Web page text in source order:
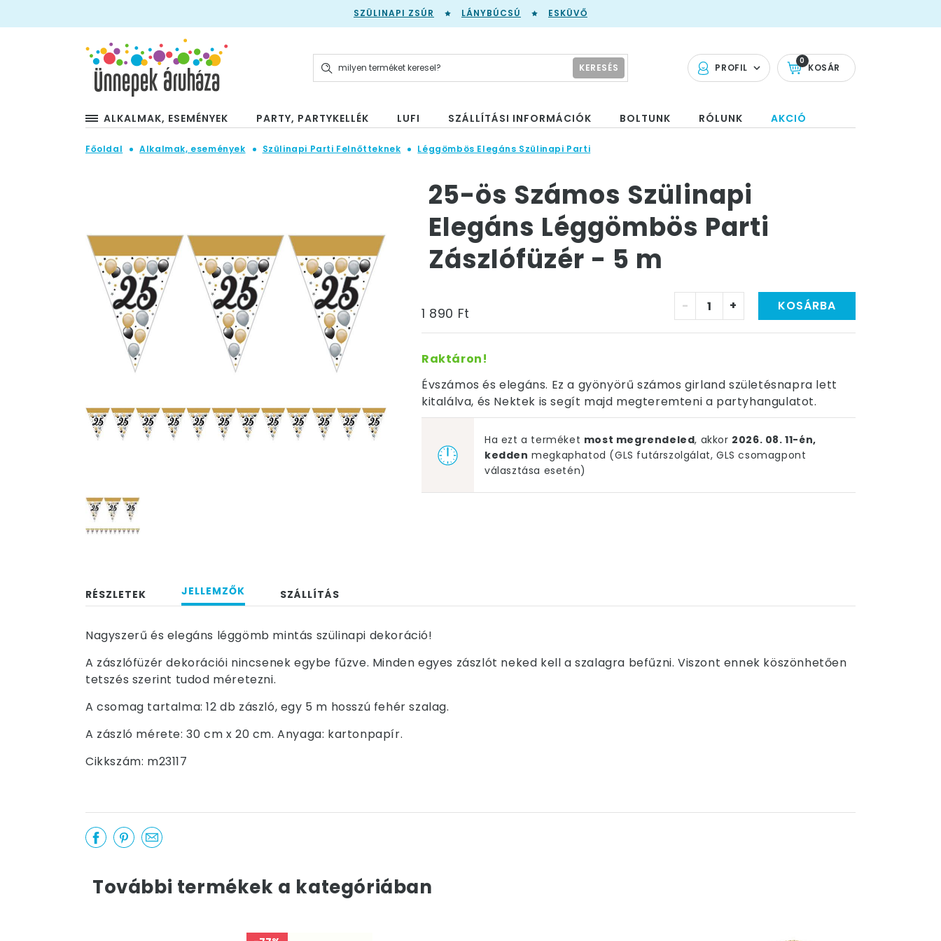
SZÜLINAPI ZSÚR LÁNYBÚCSÚ ESKÜVŐ
PROFIL KOSÁR
0
KERESÉS
ALKALMAK, ESEMÉNYEK PARTY, PARTYKELLÉK LUFI SZÁLLÍTÁSI INFORMÁCIÓK BOLTUNK RÓLUNK AKCIÓ
Főoldal Alkalmak, események Szülinapi Parti Felnőtteknek Léggömbös Elegáns Szülinapi Parti
25-ös Számos Szülinapi
Elegáns Léggömbös Parti
Zászlófüzér - 5 m
1 890 Ft - + KOSÁRBA
Raktáron!
Évszámos és elegáns. Ez a gyönyörű számos girland születésnapra lett
kitalálva, és Nektek is segít majd megteremteni a partyhangulatot.
Ha ezt a terméket most megrendeled, akkor 2026. 08. 11-én,
kedden megkaphatod (GLS futárszolgálat, GLS csomagpont
választása esetén)
RÉSZLETEK JELLEMZŐK SZÁLLÍTÁS
Nagyszerű és elegáns léggömb mintás szülinapi dekoráció!
A zászlófüzér dekorációi nincsenek egybe fűzve. Minden egyes zászlót neked kell a szalagra befűzni. Viszont ennek köszönhetően
tetszés szerint tudod méretezni.
A csomag tartalma: 12 db zászló, egy 5 m hosszú fehér szalag.
A zászló mérete: 30 cm x 20 cm. Anyaga: kartonpapír.
Cikkszám: m23117
További termékek a kategóriában